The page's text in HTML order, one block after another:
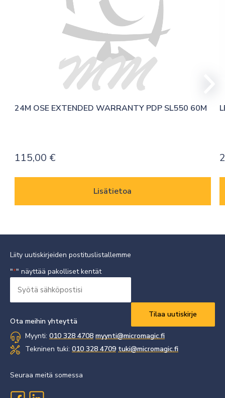
24M OSE EXTENDED WARRANTY PDP SL550 60M
115,00 €
Lisätietoa
Liity uutiskirjeiden postituslistallemme
"*" näyttää pakolliset kentät
sähköpostisi
Ota meihin yhteyttä
Myynti: 010 328 4708 myynti@micromagic.fi
Tekninen tuki: 010 328 4709 tuki@micromagic.fi
Seuraa meitä somessa